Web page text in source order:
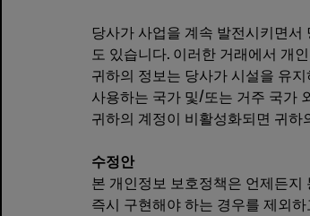
당사가 사업을 계속 발전시키면
도 있습니다. 이러한 거래에서 개
귀하의 정보는 당사가 시설을 유
사용하는 국가 및/또는 거주 국가
귀하의 계정이 비활성화되면 귀
수정안
본 개인정보 보호정책은 언제든
즉시 구현해야 하는 경우를 제외